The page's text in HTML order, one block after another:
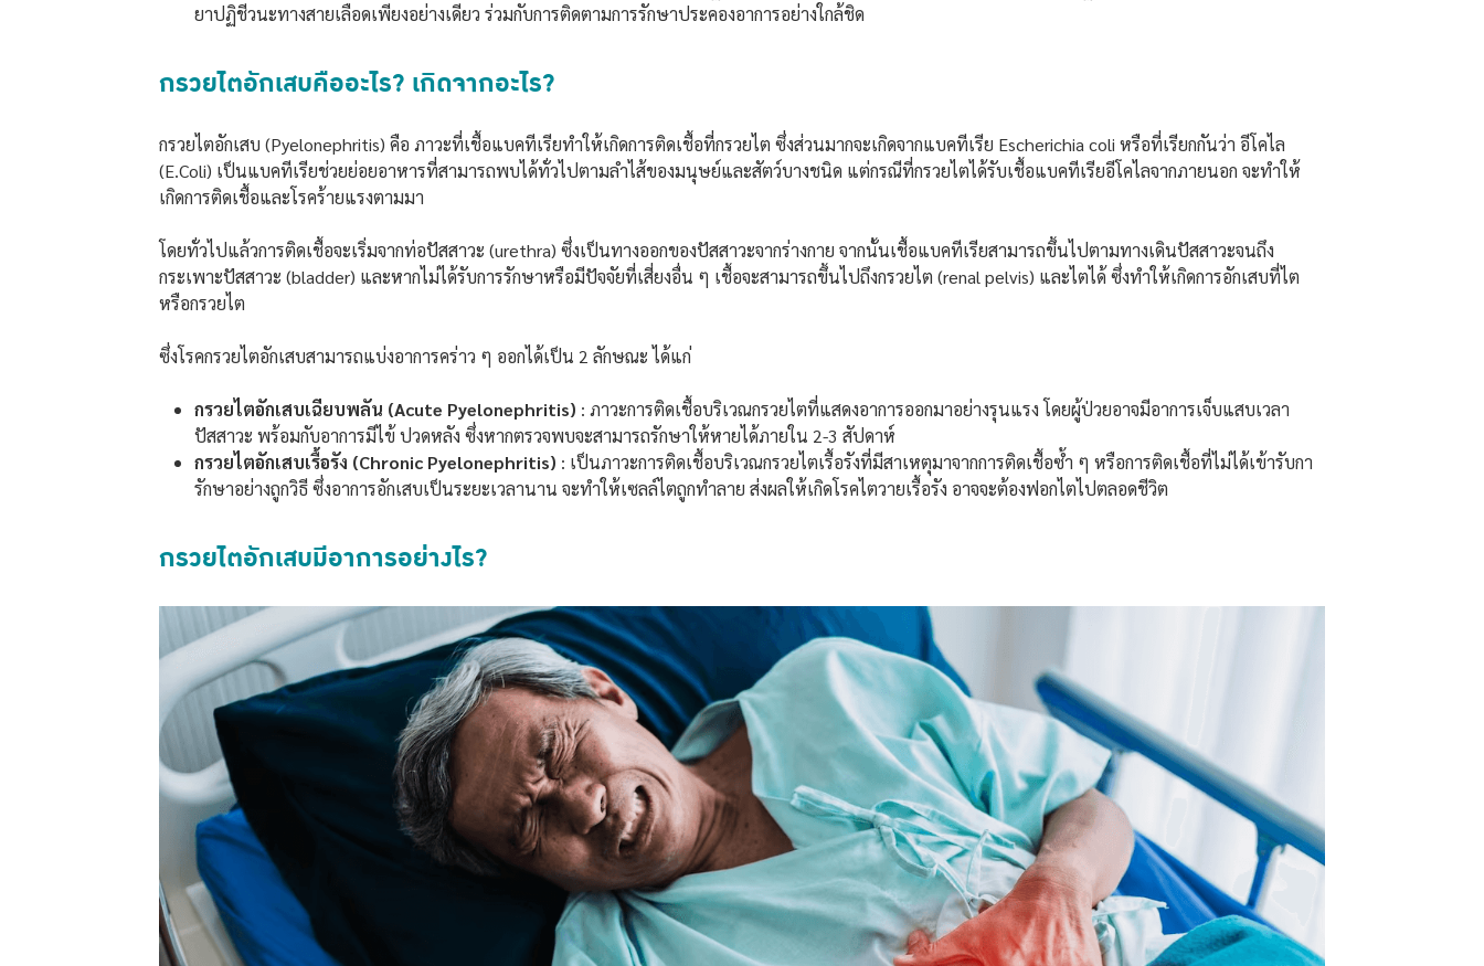
ยาปฏิชีวนะทางสายเลือดเพียงอย่างเดียว ร่วมกับการติดตามการรักษาประคองอาการอย่างใกล้ชิด
กรวยไตอักเสบคืออะไร? เกิดจากอะไร?
กรวยไตอักเสบ (Pyelonephritis) คือ ภาวะที่เชื้อแบคทีเรียทำให้เกิดการติดเชื้อที่กรวยไต ซึ่งส่วนมากจะเกิดจากแบคทีเรีย Escherichia coli หรือที่เรียกกันว่า อีโคไล
(E.Coli) เป็นแบคทีเรียช่วยย่อยอาหารที่สามารถพบได้ทั่วไปตามลำไส้ของมนุษย์และสัตว์บางชนิด แต่กรณีที่กรวยไตได้รับเชื้อแบคทีเรียอีโคไลจากภายนอก จะทำให้
เกิดการติดเชื้อและโรคร้ายแรงตามมา
โดยทั่วไปแล้วการติดเชื้อจะเริ่มจากท่อปัสสาวะ (urethra) ซึ่งเป็นทางออกของปัสสาวะจากร่างกาย จากนั้นเชื้อแบคทีเรียสามารถขึ้นไปตามทางเดินปัสสาวะจนถึง
กระเพาะปัสสาวะ (bladder) และหากไม่ได้รับการรักษาหรือมีปัจจัยที่เสี่ยงอื่น ๆ เชื้อจะสามารถขึ้นไปถึงกรวยไต (renal pelvis) และไตได้ ซึ่งทำให้เกิดการอักเสบที่ไต
หรือกรวยไต
ซึ่งโรคกรวยไตอักเสบสามารถแบ่งอาการคร่าว ๆ ออกได้เป็น 2 ลักษณะ ได้แก่
กรวยไตอักเสบเฉียบพลัน (Acute Pyelonephritis) : ภาวะการติดเชื้อบริเวณกรวยไตที่แสดงอาการออกมาอย่างรุนแรง โดยผู้ป่วยอาจมีอาการเจ็บแสบเวลา
ปัสสาวะ พร้อมกับอาการมีไข้ ปวดหลัง ซึ่งหากตรวจพบจะสามารถรักษาให้หายได้ภายใน 2-3 สัปดาห์
กรวยไตอักเสบเรื้อรัง (Chronic Pyelonephritis) : เป็นภาวะการติดเชื้อบริเวณกรวยไตเรื้อรังที่มีสาเหตุมาจากการติดเชื้อซ้ำ ๆ หรือการติดเชื้อที่ไม่ได้เข้ารับกา
รักษาอย่างถูกวิธี ซึ่งอาการอักเสบเป็นระยะเวลานาน จะทำให้เซลล์ไตถูกทำลาย ส่งผลให้เกิดโรคไตวายเรื้อรัง อาจจะต้องฟอกไตไปตลอดชีวิต
กรวยไตอักเสบมีอาการอย่างไร?